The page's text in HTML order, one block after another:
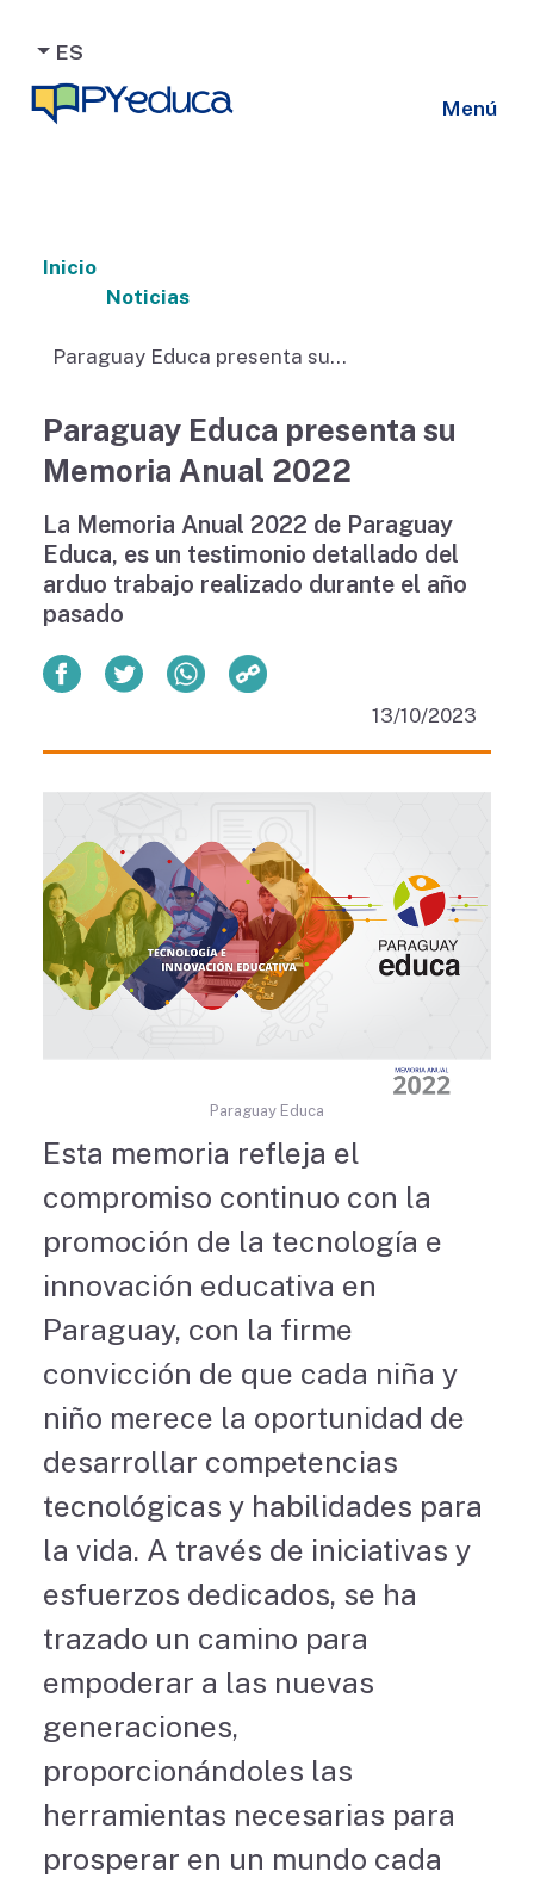
ES
Menú
Inicio
Noticias
Paraguay Educa presenta su
Paraguay Educa presenta su
Memoria Anual 2022
La Memoria Anual 2022 de Paraguay
Educa, es un testimonio detallado del
arduo trabajo realizado durante el año
pasado
13/10/2023
Paraguay Educa
Esta memoria refleja el
compromiso continuo con la
promoción de la tecnología e
innovación educativa en
Paraguay, con la firme
convicción de que cada niña y
niño merece la oportunidad de
desarrollar competencias
tecnológicas y habilidades para
la vida. A través de iniciativas y
esfuerzos dedicados, se ha
trazado un camino para
empoderar a las nuevas
generaciones,
proporcionándoles las
herramientas necesarias para
prosperar en un mundo cada